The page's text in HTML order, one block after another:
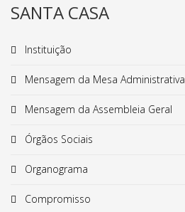
SANTA CASA
Instituição
Mensagem da Mesa Administrativa
Mensagem da Assembleia Geral
Órgãos Sociais
Organograma
Compromisso